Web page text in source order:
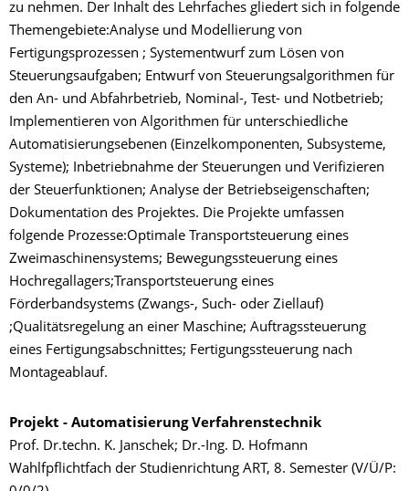
zu nehmen. Der Inhalt des Lehrfaches gliedert sich in folgende
Themengebiete:Analyse und Modellierung von
Fertigungsprozessen ; Systementwurf zum Lösen von
Steuerungsaufgaben; Entwurf von Steuerungsalgorithmen für
den An- und Abfahrbetrieb, Nominal-, Test- und Notbetrieb;
Implementieren von Algorithmen für unterschiedliche
Automatisierungsebenen (Einzelkomponenten, Subsysteme,
Systeme); Inbetriebnahme der Steuerungen und Verifizieren
der Steuerfunktionen; Analyse der Betriebseigenschaften;
Dokumentation des Projektes. Die Projekte umfassen
folgende Prozesse:Optimale Transportsteuerung eines
Zweimaschinensystems; Bewegungssteuerung eines
Hochregallagers;Transportsteuerung eines
Förderbandsystems (Zwangs-, Such- oder Ziellauf)
;Qualitätsregelung an einer Maschine; Auftragssteuerung
eines Fertigungsabschnittes; Fertigungssteuerung nach
Montageablauf.
Projekt - Automatisierung Verfahrenstechnik
Prof. Dr.techn. K. Janschek; Dr.-Ing. D. Hofmann
Wahlfpflichtfach der Studienrichtung ART, 8. Semester (V/Ü/P: